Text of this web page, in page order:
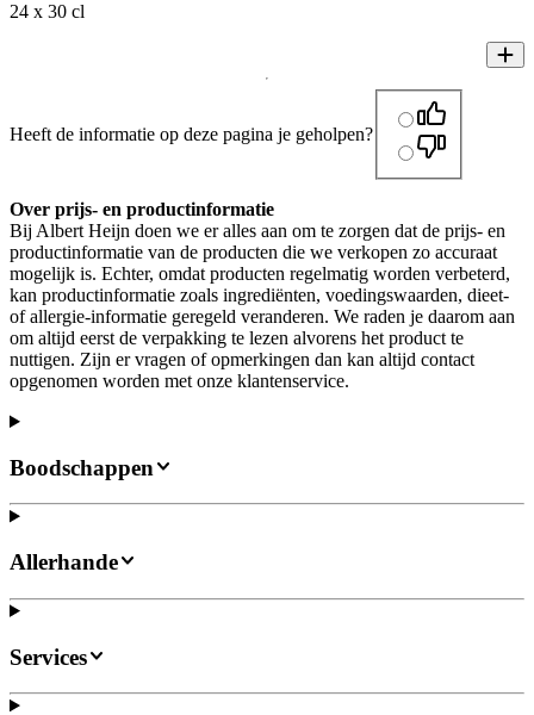
24 x 30 cl
Heeft de informatie op deze pagina je geholpen?
Over prijs- en productinformatie
Bij Albert Heijn doen we er alles aan om te zorgen dat de prijs- en
productinformatie van de producten die we verkopen zo accuraat
mogelijk is. Echter, omdat producten regelmatig worden verbeterd,
kan productinformatie zoals ingrediënten, voedingswaarden, dieet-
of allergie-informatie geregeld veranderen. We raden je daarom aan
om altijd eerst de verpakking te lezen alvorens het product te
nuttigen. Zijn er vragen of opmerkingen dan kan altijd contact
opgenomen worden met onze klantenservice.
Boodschappen
Allerhande
Services